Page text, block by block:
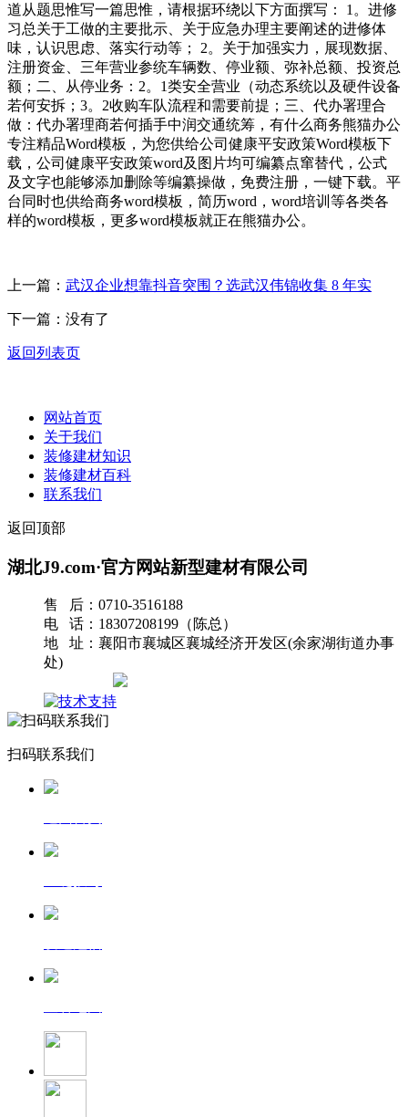
道从题思惟写一篇思惟，请根据环绕以下方面撰写： 1。进修
习总关于工做的主要批示、关于应急办理主要阐述的进修体
味，认识思虑、落实行动等； 2。关于加强实力，展现数据、
注册资金、三年营业参统车辆数、停业额、弥补总额、投资总
额；二、从停业务：2。1类安全营业（动态系统以及硬件设备
若何安拆；3。2收购车队流程和需要前提；三、代办署理合
做：代办署理商若何插手中润交通统筹，有什么商务熊猫办公
专注精品Word模板，为您供给公司健康平安政策Word模板下
载，公司健康平安政策word及图片均可编纂点窜替代，公式
及文字也能够添加删除等编纂操做，免费注册，一键下载。平
台同时也供给商务word模板，简历word，word培训等各类各
样的word模板，更多word模板就正在熊猫办公。
上一篇： 武汉企业想靠抖音突围？选武汉伟锦收集 8 年实
下一篇：没有了
返回列表页
网站首页
关于我们
装修建材知识
装修建材百科
联系我们
返回顶部
湖北J9.com·官方网站新型建材有限公司
售 后：0710-3516188
电 话：18307208199（陈总）
地 址：襄阳市襄城区襄城经济开发区(余家湖街道办事
处)
扫码联系我们